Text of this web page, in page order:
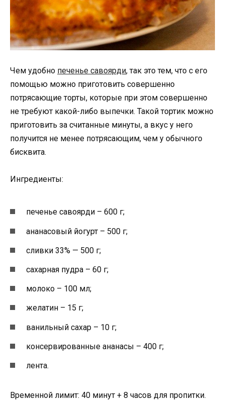
Чем удобно печенье савоярди, так это тем, что с его
помощью можно приготовить совершенно
потрясающие торты, которые при этом совершенно
не требуют какой-либо выпечки. Такой тортик можно
приготовить за считанные минуты, а вкус у него
получится не менее потрясающим, чем у обычного
бисквита.
Ингредиенты:
печенье савоярди – 600 г;
ананасовый йогурт – 500 г;
сливки 33% — 500 г;
сахарная пудра – 60 г;
молоко – 100 мл;
желатин – 15 г;
ванильный сахар – 10 г;
консервированные ананасы – 400 г;
лента.
Временной лимит: 40 минут + 8 часов для пропитки.